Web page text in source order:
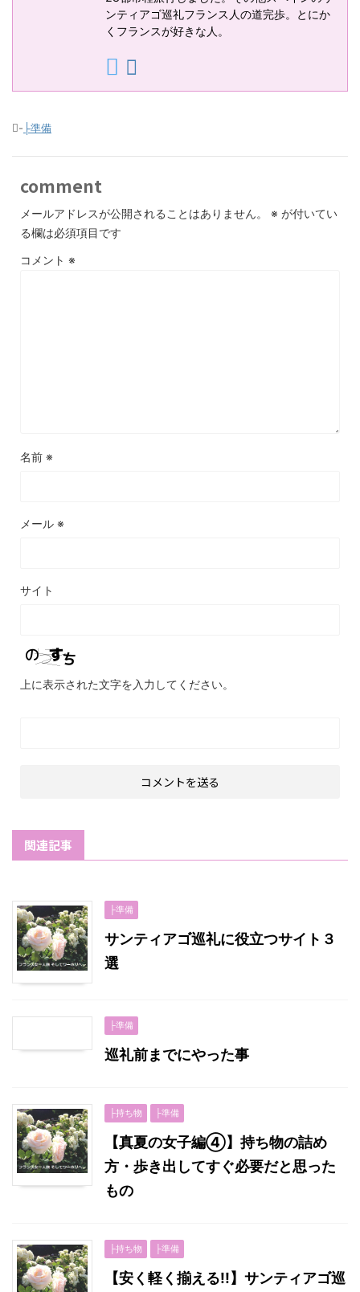
ンティアゴ巡礼フランス人の道完歩。とにか
くフランスが好きな人。
- ├準備
comment
メールアドレスが公開されることはありません。 ※ が付いてい
る欄は必須項目です
コメント ※
名前 ※
メール ※
サイト
上に表示された文字を入力してください。
関連記事
├準備
サンティアゴ巡礼に役立つサイト３
選
├準備
巡礼前までにやった事
├持ち物 ├準備
【真夏の女子編④】持ち物の詰め
方・歩き出してすぐ必要だと思った
もの
├持ち物 ├準備
【安く軽く揃える!!】サンティアゴ巡